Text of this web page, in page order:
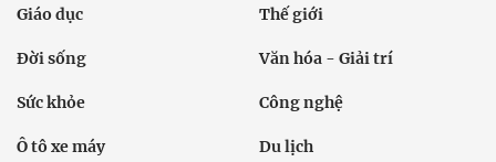
Giáo dục Thế giới
Đời sống Văn hóa - Giải trí
Sức khỏe Công nghệ
Ô tô xe máy Du lịch